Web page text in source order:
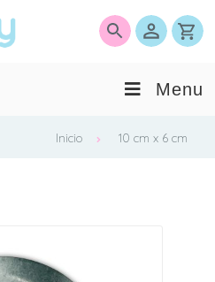
Menu
Inicio 10 cm x 6 cm